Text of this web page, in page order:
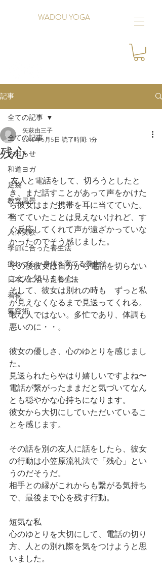
WADOU YOGA
記事
全ての記事
お知らせ
和道ヨガ
足袋
教室風景
本
人体実験
季節に合った養生法
疲れづらい身体を育てる養生法
日本人に合った養生法
着物
氣空術
全ての記事
残心
矢萩由三子
2018年6月5日 読了時間: 1分
友人と電話をして、切ろうとしたと
き、まだ話すことがあって声をかけた
ら彼女はまだ携帯を耳に当てていた。
当てていたことは見えないけれど、す
ぐ反応してくれて声が遠ざかっていな
かったのでそう感じました。
その後彼女は自分から電話を切らない
ことを知りました。
そして、彼女は別れの時も　ずっと私
が見えなくなるまで見送ってくれる。
暇な人ではない。多忙であり、体調も
悪いのに・・。
彼女の優しさ、心のゆとりを感じまし
た。
見送られたらやはり嬉しいですよね〜
電話が繋がったままだと気づいてなん
とも穏やかな心持ちになります。
彼女から大切にしていただいているこ
とを感じます。
その話を別の友人に話をしたら、彼女
の行動は小笠原流礼法で「残心」とい
うのだそうだ。
相手との縁がこれからも繋がる気持ち
で、最後まで心を残す行動。
短気な私
心のゆとりを大切にして、電話の切り
方、人との別れ際を気をつけようと思
いました。